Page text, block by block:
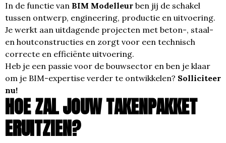
In de functie van BIM Modelleur ben jij de schakel
tussen ontwerp, engineering, productie en uitvoering.
Je werkt aan uitdagende projecten met beton-, staal-
en houtconstructies en zorgt voor een technisch
correcte en efficiënte uitvoering.
Heb je een passie voor de bouwsector en ben je klaar
om je BIM-expertise verder te ontwikkelen? Solliciteer
nu!
HOE ZAL JOUW TAKENPAKKET
ERUITZIEN?